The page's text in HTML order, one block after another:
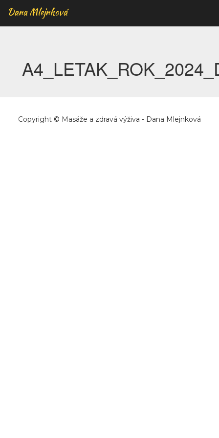
Dana Mlejnková
Copyright © Masáže a zdravá výživa - Dana Mlejnková